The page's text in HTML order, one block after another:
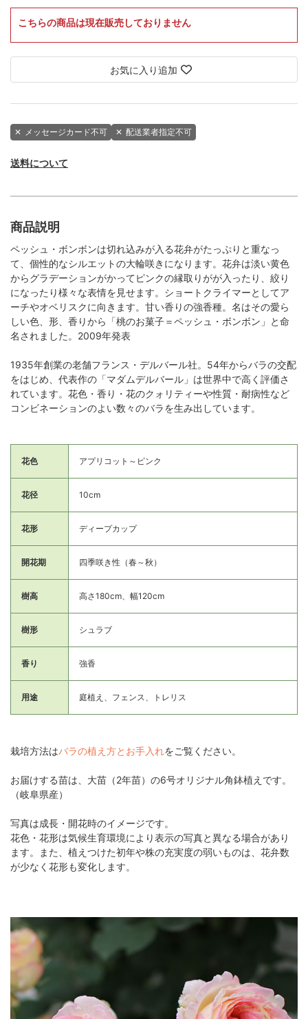
こちらの商品は現在販売しておりません
お気に入り追加
✕ メッセージカード不可 ✕ 配送業者指定不可
送料について
商品説明
ペッシュ・ボンボンは切れ込みが入る花弁がたっぷりと重なっ
て、個性的なシルエットの大輪咲きになります。花弁は淡い黄色
からグラデーションがかってピンクの縁取りがが入ったり、絞り
になったり様々な表情を見せます。ショートクライマーとしてア
ーチやオベリスクに向きます。甘い香りの強香種。名はその愛ら
しい色、形、香りから「桃のお菓子＝ペッシュ・ボンボン」と命
名されました。2009年発表
1935年創業の老舗フランス・デルバール社。54年からバラの交配
をはじめ、代表作の「マダムデルバール」は世界中で高く評価さ
れています。花色・香り・花のクォリティーや性質・耐病性など
コンビネーションのよい数々のバラを生み出しています。
花色 アプリコット～ピンク
花径 10cm
花形 ディープカップ
開花期 四季咲き性（春～秋）
樹高 高さ180cm、幅120cm
樹形 シュラブ
香り 強香
用途 庭植え、フェンス、トレリス
栽培方法はバラの植え方とお手入れをご覧ください。
お届けする苗は、大苗（2年苗）の6号オリジナル角鉢植えです。
（岐阜県産）
写真は成長・開花時のイメージです。
花色・花形は気候生育環境により表示の写真と異なる場合があり
ます。また、植えつけた初年や株の充実度の弱いものは、花弁数
が少なく花形も変化します。